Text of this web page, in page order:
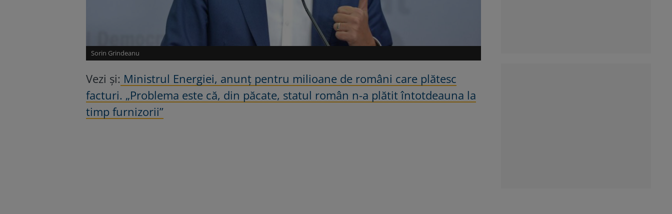
Sorin Grindeanu
Vezi și: Ministrul Energiei, anunț pentru milioane de români care plătesc
facturi. „Problema este că, din păcate, statul român n-a plătit întotdeauna la
timp furnizorii”